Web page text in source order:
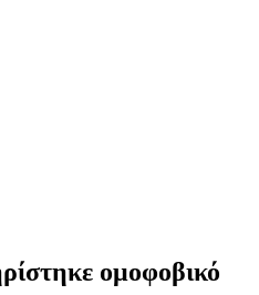
ομοφοβικό